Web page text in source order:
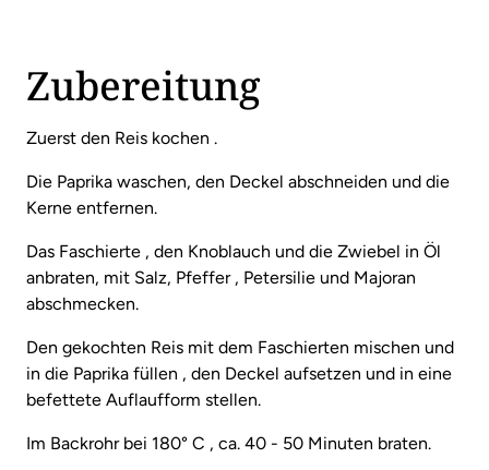
Zubereitung
Zuerst den Reis kochen .
Die Paprika waschen, den Deckel abschneiden und die
Kerne entfernen.
Das Faschierte , den Knoblauch und die Zwiebel in Öl
anbraten, mit Salz, Pfeffer , Petersilie und Majoran
abschmecken.
Den gekochten Reis mit dem Faschierten mischen und
in die Paprika füllen , den Deckel aufsetzen und in eine
befettete Auflaufform stellen.
Im Backrohr bei 180° C , ca. 40 - 50 Minuten braten.